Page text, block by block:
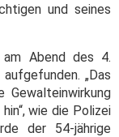
und seines
Abend des 4.
„Das
wie die Polizei
der 54-jährige